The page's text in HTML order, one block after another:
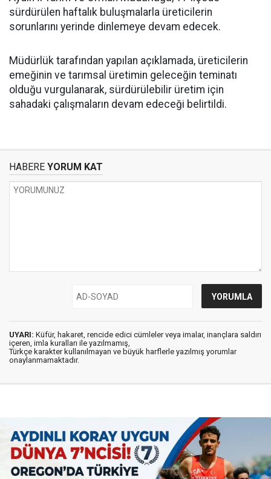
sürdürülen haftalık buluşmalarla üreticilerin
sorunlarını yerinde dinlemeye devam edecek.
Müdürlük tarafından yapılan açıklamada, üreticilerin
emeğinin ve tarımsal üretimin geleceğin teminatı
olduğu vurgulanarak, sürdürülebilir üretim için
sahadaki çalışmaların devam edeceği belirtildi.
HABERE YORUM KAT
UYARI: Küfür, hakaret, rencide edici cümleler veya imalar, inançlara saldırı
içeren, imla kuralları ile yazılmamış,
Türkçe karakter kullanılmayan ve büyük harflerle yazılmış yorumlar
onaylanmamaktadır.